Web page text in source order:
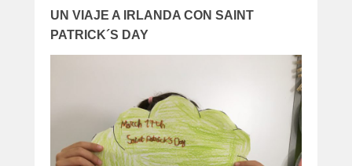
UN VIAJE A IRLANDA CON SAINT
PATRICK´S DAY